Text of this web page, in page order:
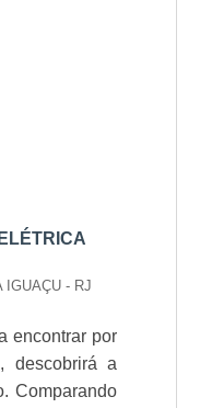
IGUAÇU - RJ
encontrar por
descobrirá a
Comparando